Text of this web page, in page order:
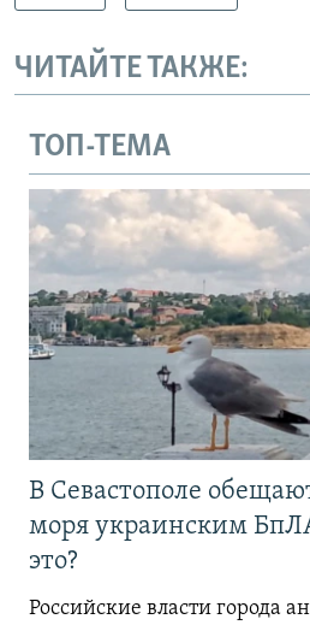
ЧИТАЙТЕ ТАКЖЕ:
ТОП-ТЕМА
В Севастополе
моря украинским
это?
Российские власти города